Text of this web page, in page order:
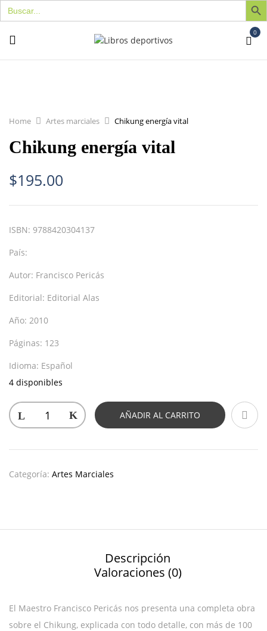
Buscar:
0
Home Artes marciales Chikung energía vital
Chikung energía vital
$195.00
ISBN: 9788420304137
País:
Autor: Francisco Pericás
Editorial: Editorial Alas
Año: 2010
Páginas: 123
Idioma: Español
4 disponibles
AÑADIR AL CARRITO
Categoría: Artes Marciales
Descripción
Valoraciones (0)
El Maestro Francisco Pericás nos presenta una completa obra
sobre el Chikung, explicada con todo detalle, con más de 100